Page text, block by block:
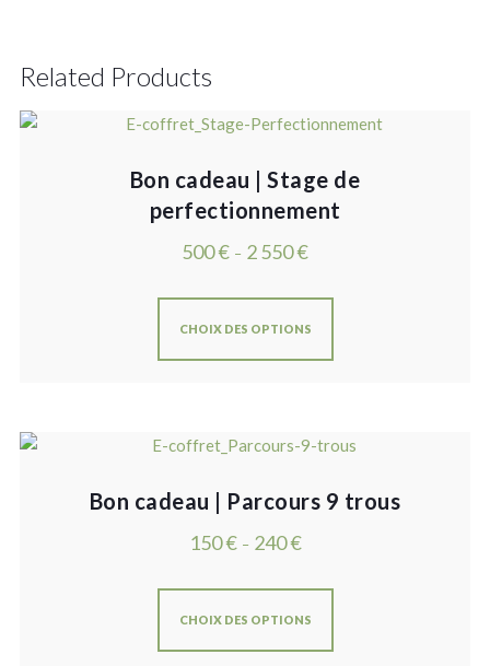
Related Products
Bon cadeau | Stage de
perfectionnement
500€ – 2 550€
CHOIX DES OPTIONS
Bon cadeau | Parcours 9 trous
150€ – 240€
CHOIX DES OPTIONS